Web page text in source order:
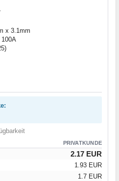
x 3.1mm
100A
PRIVATKUNDE
2.17 EUR
1.93 EUR
1.7 EUR